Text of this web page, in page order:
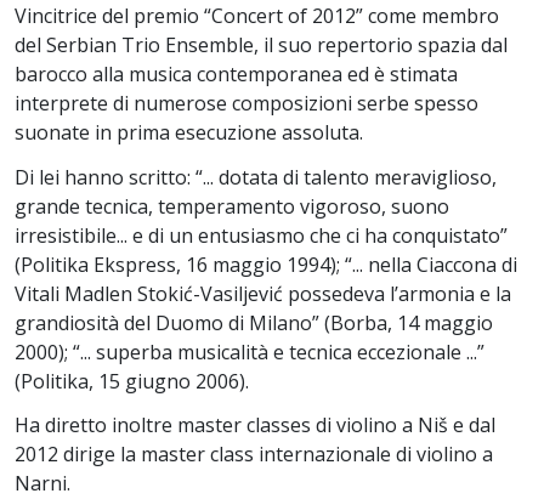
Vincitrice del premio “Concert of 2012” come membro
del Serbian Trio Ensemble, il suo repertorio spazia dal
barocco alla musica contemporanea ed è stimata
interprete di numerose composizioni serbe spesso
suonate in prima esecuzione assoluta.
Di lei hanno scritto: “... dotata di talento meraviglioso,
grande tecnica, temperamento vigoroso, suono
irresistibile... e di un entusiasmo che ci ha conquistato”
(Politika Ekspress, 16 maggio 1994); “... nella Ciaccona di
Vitali Madlen Stokić-Vasiljević possedeva l’armonia e la
grandiosità del Duomo di Milano” (Borba, 14 maggio
2000); “... superba musicalità e tecnica eccezionale ...”
(Politika, 15 giugno 2006).
Ha diretto inoltre master classes di violino a Niš e dal
2012 dirige la master class internazionale di violino a
Narni.